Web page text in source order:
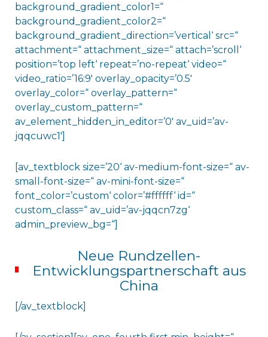
background_gradient_color1=“
background_gradient_color2=“
background_gradient_direction=’vertical‘ src=“
attachment=“ attachment_size=“ attach=’scroll‘
position=’top left‘ repeat=’no-repeat‘ video=“
video_ratio=’16:9′ overlay_opacity=’0.5′
overlay_color=“ overlay_pattern=“
overlay_custom_pattern=“
av_element_hidden_in_editor=’0′ av_uid=’av-
jqqcuwc1′]
[av_textblock size=’20‘ av-medium-font-size=“ av-
small-font-size=“ av-mini-font-size=“
font_color=’custom‘ color=’#ffffff‘ id=“
custom_class=“ av_uid=’av-jqqcn7zg‘
admin_preview_bg=“]
Neue Rundzellen-
Entwicklungspartnerschaft aus
China
[/av_textblock]